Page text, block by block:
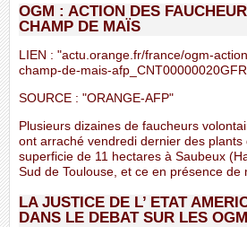
OGM : ACTION DES
CHAMP DE MAÏS
LIEN : "actu.orange.fr/france/ogm-
champ-de-mais-
SOURCE : "ORANGE-AFP"
Plusieurs dizaines de faucheurs
ont arraché vendredi dernier des
superficie de 11 hectares à Saubeux
Sud de Toulouse, et ce en présence de
LA JUSTICE DE L’ ETAT
DANS LE DEBAT SUR LES OGM